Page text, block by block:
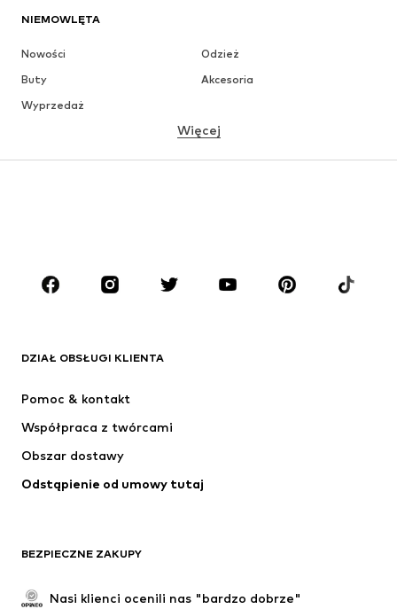
NIEMOWLĘTA
Nowości
Odzież
Buty
Akcesoria
Wyprzedaż
MARKI
Next
ADIDAS PERFORMANCE
Więcej
DZIAŁ OBSŁUGI KLIENTA
Pomoc & kontakt
Współpraca z twórcami
Obszar dostawy
Odstąpienie od umowy tutaj
BEZPIECZNE ZAKUPY
Nasi klienci ocenili nas "bardzo dobrze"